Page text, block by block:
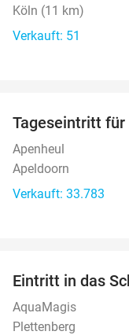
Köln (11 km)
Verkauft: 51
Tageseintritt für
Apenheul
Apeldoorn
Verkauft: 33.783
Eintritt in das
AquaMagis
Plettenberg